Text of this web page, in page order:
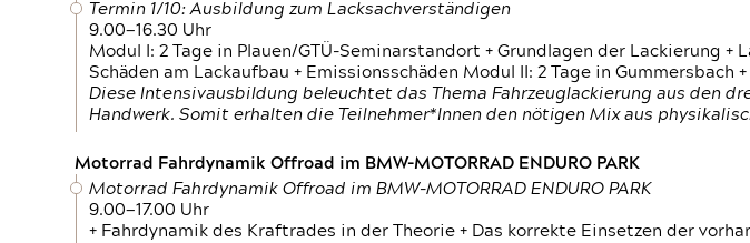
Termin 1/10: Ausbildung zum Lacksachverständigen
9.00—16.30 Uhr
Modul I: 2 Tage in Plauen/GTÜ-Seminarstandort + Grundlagen der Lackierung
Schäden am Lackaufbau + Emissionsschäden Modul II: 2 Tage in Gummersbach
Diese Intensivausbildung beleuchtet das Thema Fahrzeuglackierung aus den
Handwerk. Somit erhalten die Teilnehmer*Innen den nötigen Mix aus
Motorrad Fahrdynamik Offroad im BMW-MOTORRAD ENDURO PARK
Motorrad Fahrdynamik Offroad im BMW-MOTORRAD ENDURO PARK
9.00—17.00 Uhr
+ Fahrdynamik des Kraftrades in der Theorie + Das korrekte Einsetzen der